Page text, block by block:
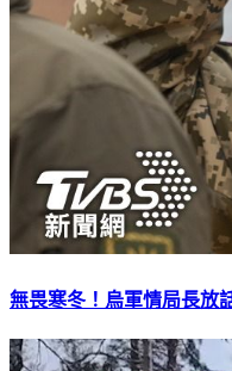
無畏寒冬！烏軍情局長放